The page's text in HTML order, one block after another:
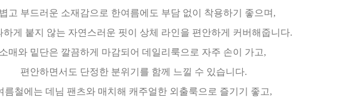
고 부드러운 소재감으로 한여름에도 부담 없이 착용하기 좋으며,
하게 붙지 않는 자연스러운 핏이 상체 라인을 편안하게 커버해줍니다.
매와 밑단은 깔끔하게 마감되어 데일리룩으로 자주 손이 가고,
편안하면서도 단정한 분위기를 함께 느낄 수 있습니다.
름철에는 데님 팬츠와 매치해 캐주얼한 외출룩으로 즐기기 좋고,